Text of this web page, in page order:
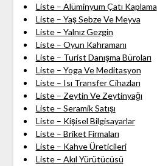
Liste – Alüminyum Çatı Kaplama
Liste – Yaş Sebze Ve Meyva
Liste – Yalnız Gezgin
Liste – Oyun Kahramanı
Liste – Turist Danışma Büroları
Liste – Yoga Ve Meditasyon
Liste – Isı Transfer Cihazları
Liste – Zeytin Ve Zeytinyağı
Liste – Seramik Satışı
Liste – Kişisel Bilgisayarlar
Liste – Briket Firmaları
Liste – Kahve Üreticileri
Liste – Akıl Yürütücüsü